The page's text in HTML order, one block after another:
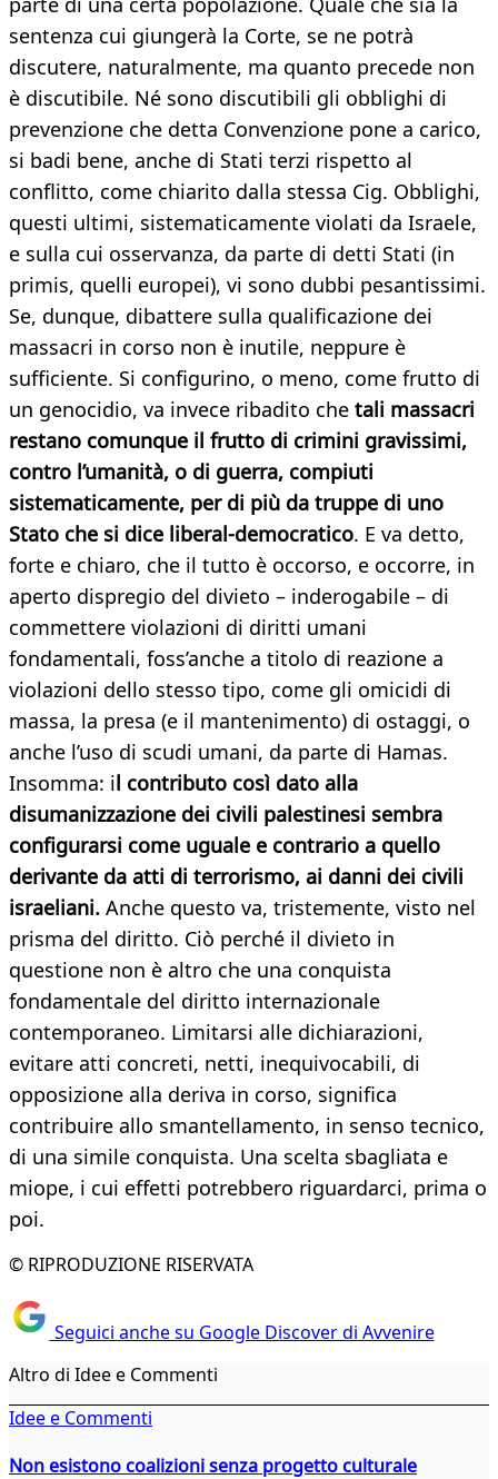
sentenza cui giungerà la Corte, se ne potrà
discutere, naturalmente, ma quanto precede non
è discutibile. Né sono discutibili gli obblighi di
prevenzione che detta Convenzione pone a carico,
si badi bene, anche di Stati terzi rispetto al
conflitto, come chiarito dalla stessa Cig. Obblighi,
questi ultimi, sistematicamente violati da Israele,
e sulla cui osservanza, da parte di detti Stati (in
primis, quelli europei), vi sono dubbi pesantissimi.
Se, dunque, dibattere sulla qualificazione dei
massacri in corso non è inutile, neppure è
sufficiente. Si configurino, o meno, come frutto di
un genocidio, va invece ribadito che tali massacri
restano comunque il frutto di crimini gravissimi,
contro l’umanità, o di guerra, compiuti
sistematicamente, per di più da truppe di uno
Stato che si dice liberal-democratico. E va detto,
forte e chiaro, che il tutto è occorso, e occorre, in
aperto dispregio del divieto – inderogabile – di
commettere violazioni di diritti umani
fondamentali, foss’anche a titolo di reazione a
violazioni dello stesso tipo, come gli omicidi di
massa, la presa (e il mantenimento) di ostaggi, o
anche l’uso di scudi umani, da parte di Hamas.
Insomma: il contributo così dato alla
disumanizzazione dei civili palestinesi sembra
configurarsi come uguale e contrario a quello
derivante da atti di terrorismo, ai danni dei civili
israeliani. Anche questo va, tristemente, visto nel
prisma del diritto. Ciò perché il divieto in
questione non è altro che una conquista
fondamentale del diritto internazionale
contemporaneo. Limitarsi alle dichiarazioni,
evitare atti concreti, netti, inequivocabili, di
opposizione alla deriva in corso, significa
contribuire allo smantellamento, in senso tecnico,
di una simile conquista. Una scelta sbagliata e
miope, i cui effetti potrebbero riguardarci, prima o
poi.
© RIPRODUZIONE RISERVATA
Seguici anche su Google Discover di Avvenire
Altro di Idee e Commenti
Idee e Commenti
Non esistono coalizioni senza progetto culturale